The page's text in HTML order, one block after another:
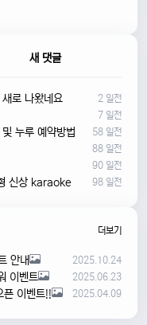
새 댓글
로 나왔네요 2 일전
7 일전
누루 예약방법 58 일전
88 일전
90 일전
신상 karaoke 98 일전
더보기
안내 2025.10.24
이벤트 2025.06.23
이벤트!! 2025.04.09